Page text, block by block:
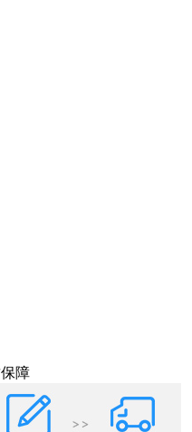
障